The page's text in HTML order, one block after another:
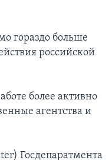
гораздо больше
российской
более активно
агентства и
Госдепаратмента